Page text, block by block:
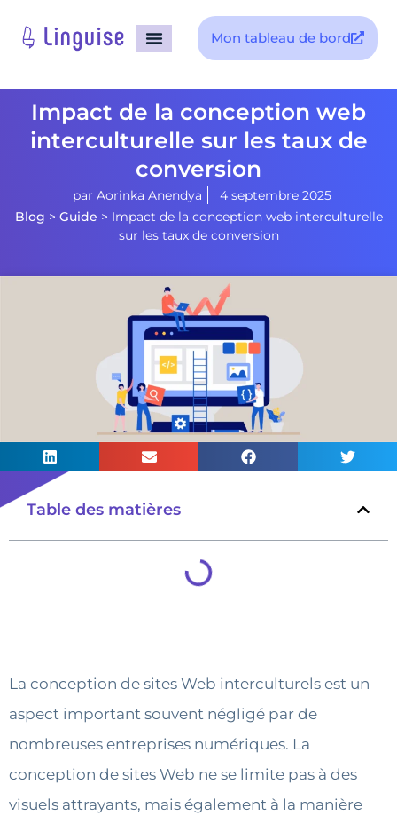
Mon tableau de bord
Impact de la conception web
interculturelle sur les taux de
conversion
par Aorinka Anendya
4 septembre 2025
Blog > Guide > Impact de la conception web interculturelle
sur les taux de conversion
Table des matières
La conception de sites Web interculturels est un
aspect important souvent négligé par de
nombreuses entreprises numériques. La
conception de sites Web ne se limite pas à des
visuels attrayants, mais également à la manière